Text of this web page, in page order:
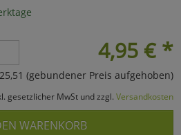
4,95 € *
(gebundener Preis aufgehoben)
gesetzlicher MwSt und zzgl. Versandkosten
WARENKORB